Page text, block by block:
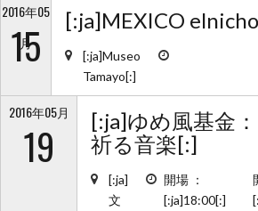
2016年05
月
15 [:ja]MEXICO
[:ja]Museo
Tamayo[:]
2016年05月
19
[:ja]ゆめ風基金
祈る音楽[:]
[:ja]
文
開場 ：
[:ja]18:00[:]